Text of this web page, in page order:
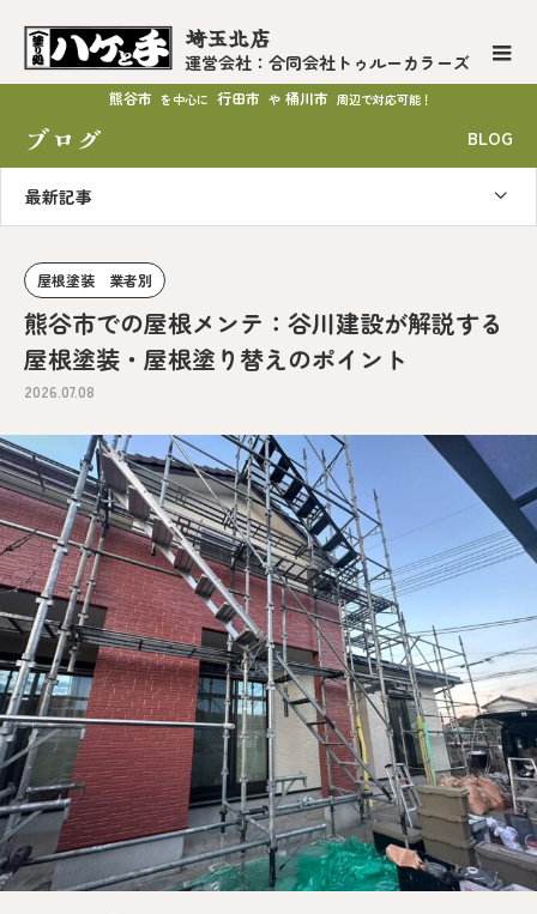
埼玉北店
運営会社：合同会社トゥルーカラーズ
熊谷市 を中心に 行田市 や 桶川市 周辺で対応可能！
ブログ BLOG
最新記事
屋根塗装 業者別
熊谷市での屋根メンテ：谷川建設が解説する
屋根塗装・屋根塗り替えのポイント
2026.07.08